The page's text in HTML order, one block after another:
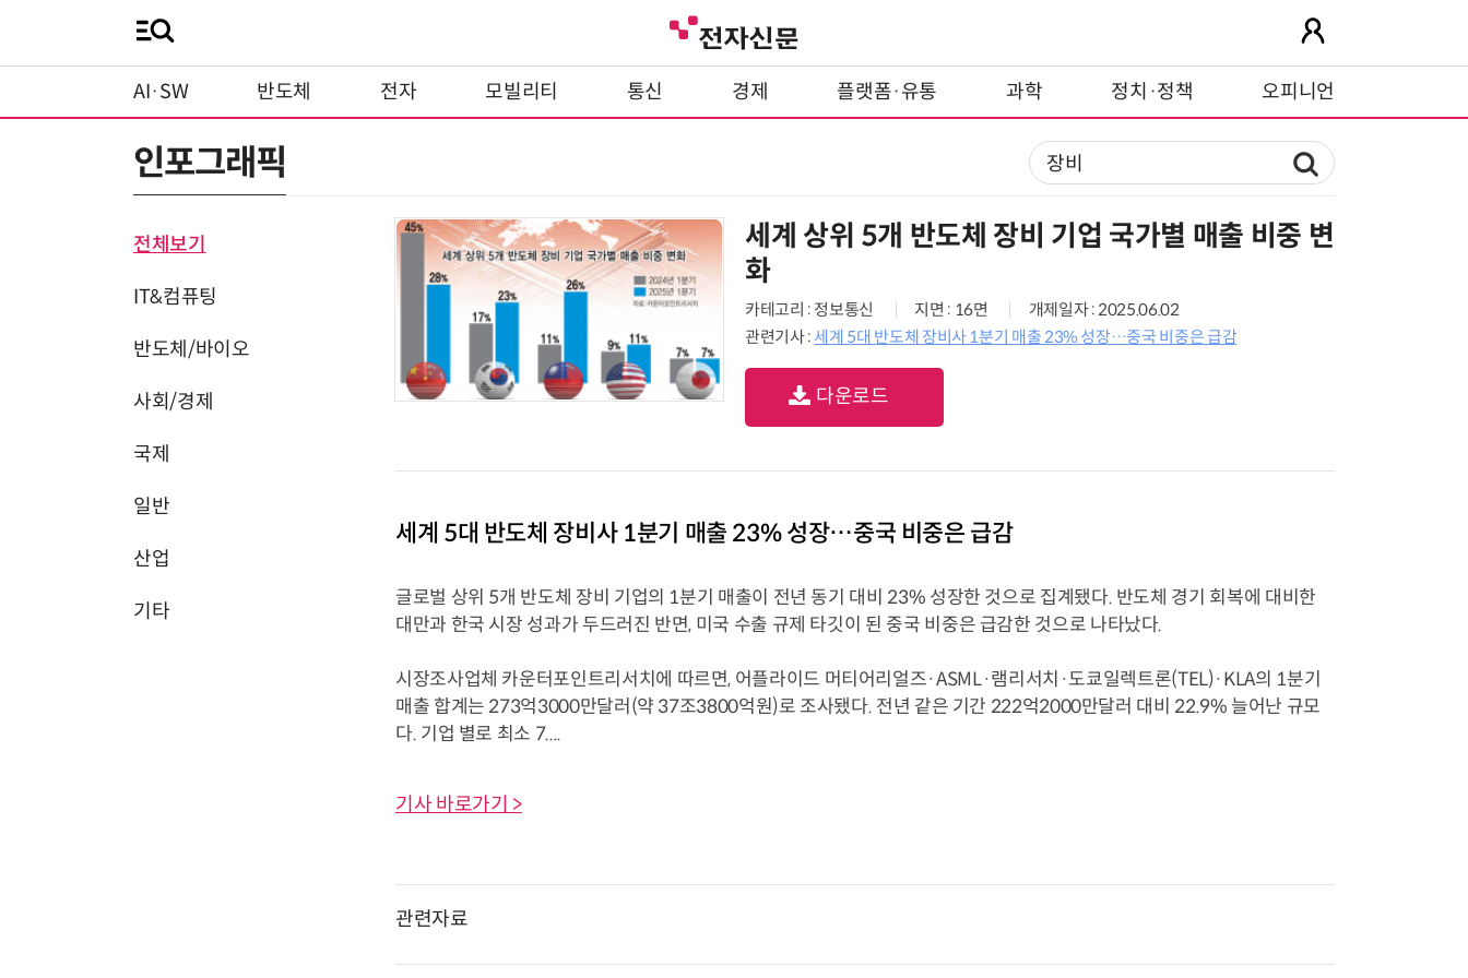
AI·SW 반도체 전자 모빌리티 통신 경제 플랫폼·유통 과학 정치·정책 오피니언
인포그래픽
전체보기
IT&컴퓨팅
반도체/바이오
사회/경제
국제
일반
산업
기타
세계 상위 5개 반도체 장비 기업 국가별 매출 비중 변
화
카테고리 : 정보통신 지면 : 16면
개제일자 : 2025.06.02
관련기사 : 세계 5대 반도체 장비사 1분기 매출 23% 성장…중국 비중은 급감
다운로드
세계 5대 반도체 장비사 1분기 매출 23% 성장…중국 비중은 급감
글로벌 상위 5개 반도체 장비 기업의 1분기 매출이 전년 동기 대비 23% 성장한 것으로 집계됐다. 반도체 경기 회복에 대비한
대만과 한국 시장 성과가 두드러진 반면, 미국 수출 규제 타깃이 된 중국 비중은 급감한 것으로 나타났다.
시장조사업체 카운터포인트리서치에 따르면, 어플라이드 머티어리얼즈·ASML·램리서치·도쿄일렉트론(TEL)·KLA의 1분기
매출 합계는 273억3000만달러(약 37조3800억원)로 조사됐다. 전년 같은 기간 222억2000만달러 대비 22.9% 늘어난 규모
다. 기업 별로 최소 7....
기사 바로가기 >
관련자료